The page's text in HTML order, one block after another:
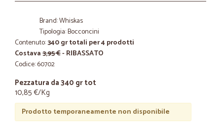
Brand: Whiskas
Tipologia: Bocconcini
Contenuto:340 gr totali per 4 prodotti
Costava3,95 €- RIBASSATO
Codice: 60702
Pezzatura da 340 gr tot
10,85 €/Kg
Prodotto temporaneamente non disponibile